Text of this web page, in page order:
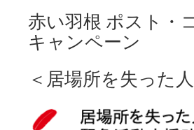
赤い羽根 ポスト・
キャンペーン
＜居場所を失った